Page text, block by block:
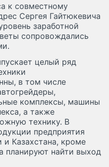
к совместному
Сергея Гайтюкевича
заработной
сопровождались
целый ряд
в том числе
комплексы, машины
а также
технику. В
предприятия
Казахстана, кроме
планируют найти выход